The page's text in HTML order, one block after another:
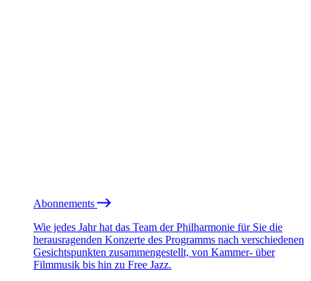
Abonnements
Wie jedes Jahr hat das Team der Philharmonie für Sie die
herausragenden Konzerte des Programms nach verschiedenen
Gesichtspunkten zusammengestellt, von Kammer- über
Filmmusik bis hin zu Free Jazz.